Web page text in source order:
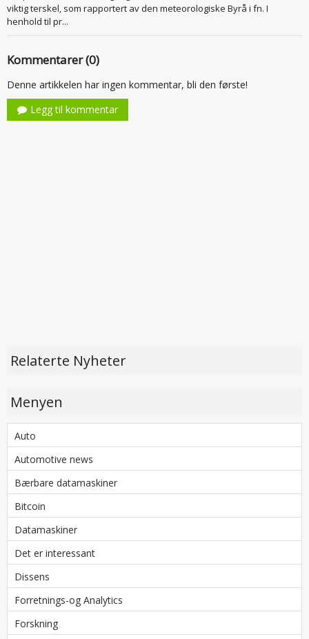
viktig terskel, som rapportert av den meteorologiske Byrå i fn. I
henhold til pr...
Kommentarer (0)
Denne artikkelen har ingen kommentar, bli den første!
Legg til kommentar
Relaterte Nyheter
Menyen
Auto
Automotive news
Bærbare datamaskiner
Bitcoin
Datamaskiner
Det er interessant
Dissens
Forretnings-og Analytics
Forskning